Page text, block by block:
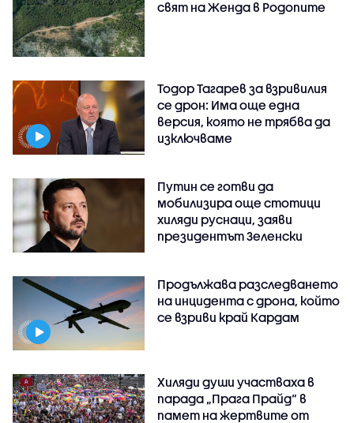
свят на Женда в Родопите
Тодор Тагарев за взривилия
се дрон: Има още една
версия, която не трябва да
изключваме
Путин се готви да
мобилизира още стотици
хиляди руснаци, заяви
президентът Зеленски
Продължава разследването
на инцидента с дрона, който
се взриви край Кардам
Хиляди души участваха в
парада „Прага Прайд“ в
памет на жертвите от